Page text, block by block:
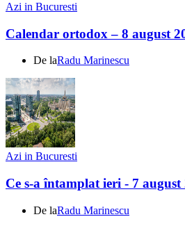
Azi in Bucuresti
Calendar ortodox – 8 august
De laRadu Marinescu
Azi in Bucuresti
Ce s-a întamplat ieri - 7
De laRadu Marinescu